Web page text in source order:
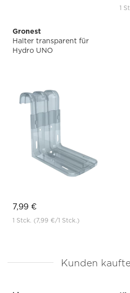
1
Gronest
Halter transparent für
Hydro UNO
7,99 €
1 Stck. (7,99 €/1 Stck.)
Kunden